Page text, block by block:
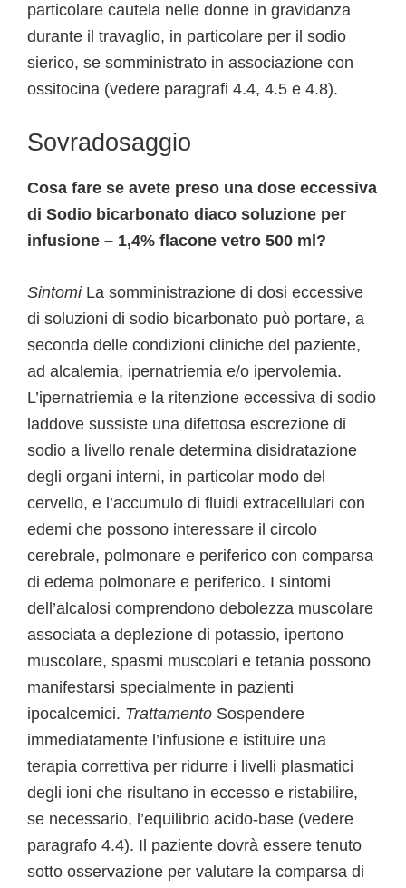
particolare cautela nelle donne in gravidanza
durante il travaglio, in particolare per il sodio
sierico, se somministrato in associazione con
ossitocina (vedere paragrafi 4.4, 4.5 e 4.8).
Sovradosaggio
Cosa fare se avete preso una dose eccessiva
di Sodio bicarbonato diaco soluzione per
infusione – 1,4% flacone vetro 500 ml?
SintomiLa somministrazione di dosi eccessive
di soluzioni di sodio bicarbonato può portare, a
seconda delle condizioni cliniche del paziente,
ad alcalemia, ipernatriemia e/o ipervolemia.
L’ipernatriemia e la ritenzione eccessiva di sodio
laddove sussiste una difettosa escrezione di
sodio a livello renale determina disidratazione
degli organi interni, in particolar modo del
cervello, e l’accumulo di fluidi extracellulari con
edemi che possono interessare il circolo
cerebrale, polmonare e periferico con comparsa
di edema polmonare e periferico. I sintomi
dell’alcalosi comprendono debolezza muscolare
associata a deplezione di potassio, ipertono
muscolare, spasmi muscolari e tetania possono
manifestarsi specialmente in pazienti
ipocalcemici. Trattamento Sospendere
immediatamente l’infusione e istituire una
terapia correttiva per ridurre i livelli plasmatici
degli ioni che risultano in eccesso e ristabilire,
se necessario, l’equilibrio acido-base (vedere
paragrafo 4.4). Il paziente dovrà essere tenuto
sotto osservazione per valutare la comparsa di